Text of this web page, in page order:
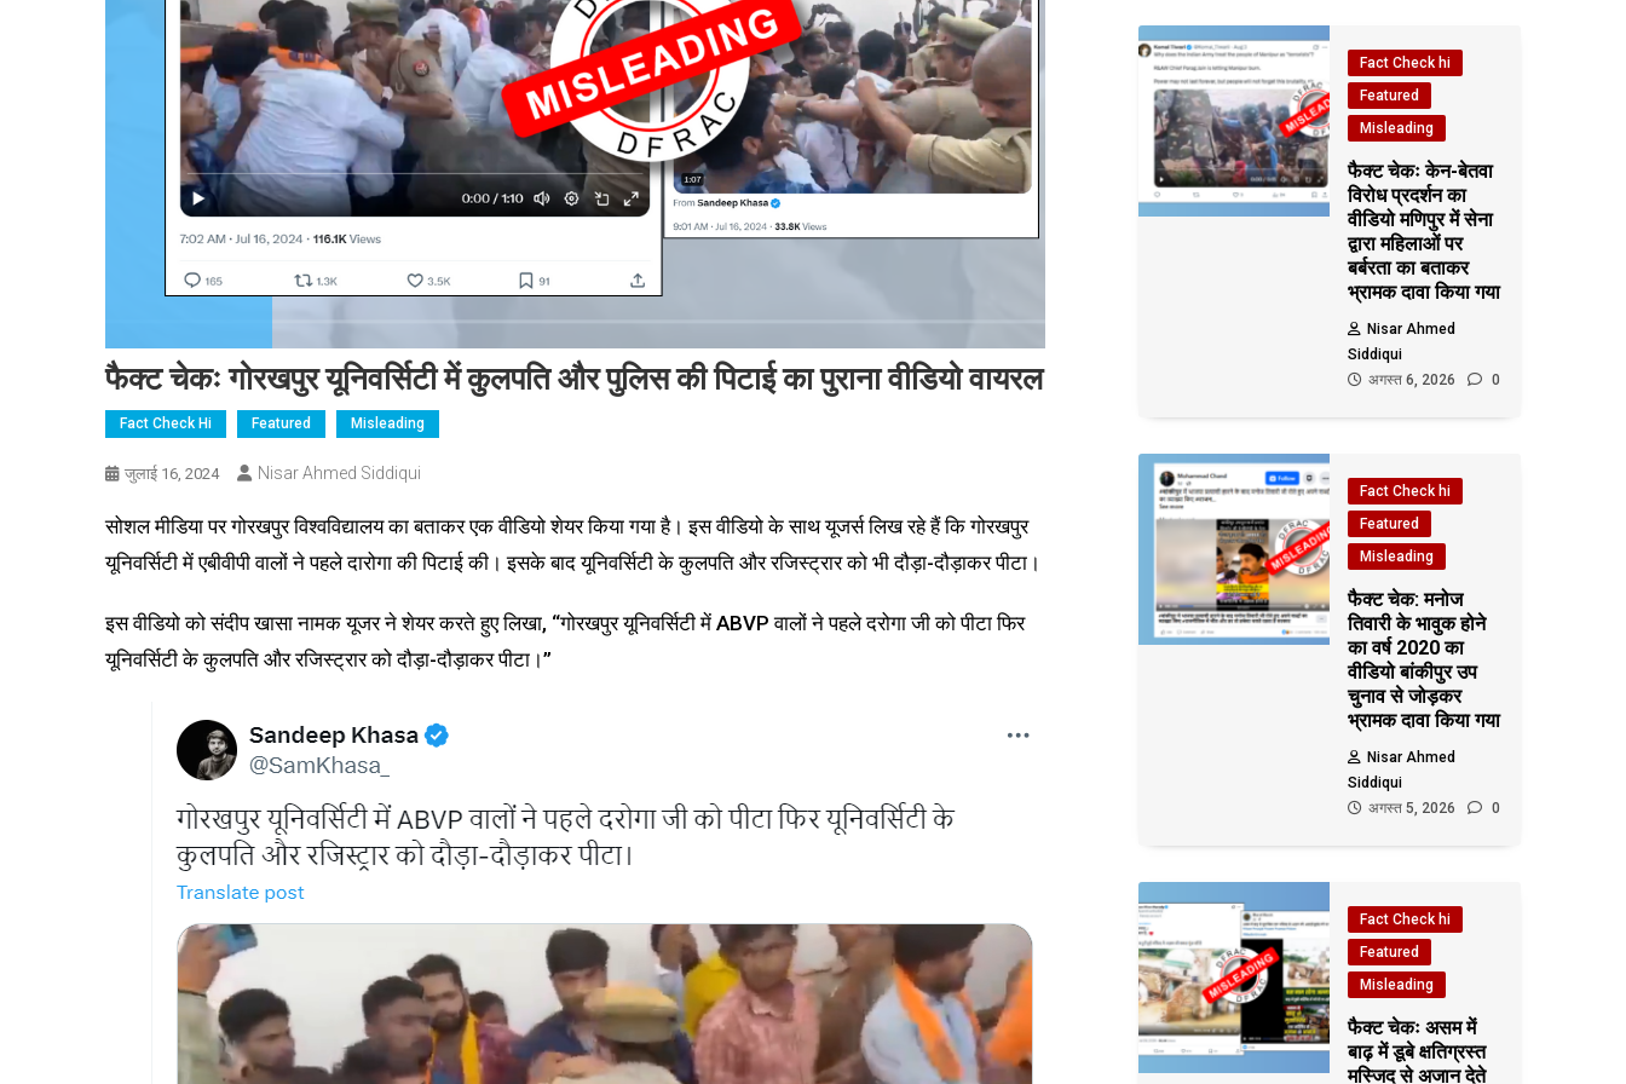
फैक्ट चेकः गोरखपुर यूनिवर्सिटी में कुलपति और पुलिस की पिटाई का पुराना वीडियो वायरल
Fact Check Hi Featured Misleading
जुलाई 16, 2024 Nisar Ahmed Siddiqui
सोशल मीडिया पर गोरखपुर विश्वविद्यालय का बताकर एक वीडियो शेयर किया गया है। इस वीडियो के साथ यूजर्स लिख रहे हैं कि गोरखपुर
यूनिवर्सिटी में एबीवीपी वालों ने पहले दारोगा की पिटाई की। इसके बाद यूनिवर्सिटी के कुलपति और रजिस्ट्रार को भी दौड़ा-दौड़ाकर पीटा।
इस वीडियो को संदीप खासा नामक यूजर ने शेयर करते हुए लिखा, “गोरखपुर यूनिवर्सिटी में ABVP वालों ने पहले दरोगा जी को पीटा फिर
यूनिवर्सिटी के कुलपति और रजिस्ट्रार को दौड़ा-दौड़ाकर पीटा।”
Fact Check hi
Featured
Misleading
फैक्ट चेकः केन-बेतवा
विरोध प्रदर्शन का
वीडियो मणिपुर में सेना
द्वारा महिलाओं पर
बर्बरता का बताकर
भ्रामक दावा किया गया
Nisar Ahmed
Siddiqui
अगस्त 6, 2026
0
Fact Check hi
Featured
Misleading
फैक्ट चेक: मनोज
तिवारी के भावुक होने
का वर्ष 2020 का
वीडियो बांकीपुर उप
चुनाव से जोड़कर
भ्रामक दावा किया गया
Nisar Ahmed
Siddiqui
अगस्त 5, 2026
0
Fact Check hi
Featured
Misleading
फैक्ट चेकः असम में
बाढ़ में डूबे क्षतिग्रस्त
मस्जिद से अजान देते